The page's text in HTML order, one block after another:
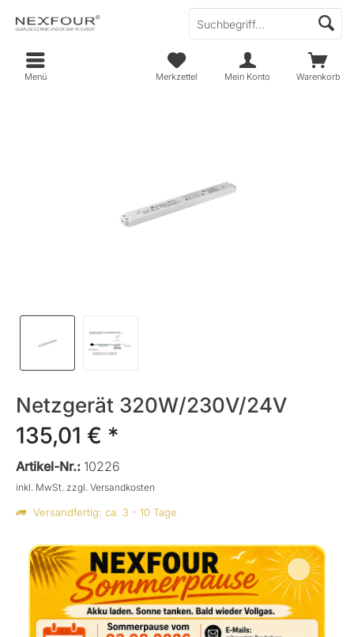
Warenkorb
Merkzettel Mein Konto
Menü
Netzgerät 320W/230V/24V
135,01 € *
Artikel-Nr.: 10226
inkl. MwSt. zzgl. Versandkosten
Versandfertig: ca. 3 - 10 Tage